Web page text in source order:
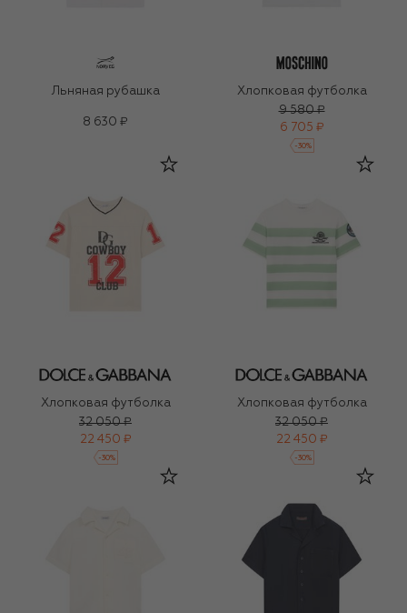
Льняная рубашка
8 630 ₽
Хлопковая футболка
9 580 ₽
6 705 ₽
-30%
Хлопковая футболка
32 050 ₽
22 450 ₽
-30%
Хлопковая футболка
32 050 ₽
22 450 ₽
-30%